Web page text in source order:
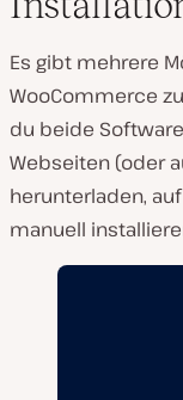
Es gibt mehrere
WooCommerce
du beide
Webseiten (oder
herunterladen,
manuell